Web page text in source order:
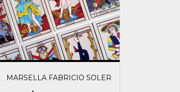
MARSELLA FABRICIO SOLER